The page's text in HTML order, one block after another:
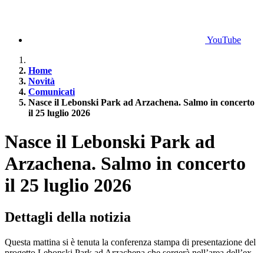
YouTube
Home
Novità
Comunicati
Nasce il Lebonski Park ad Arzachena. Salmo in concerto
il 25 luglio 2026
Nasce il Lebonski Park ad
Arzachena. Salmo in concerto
il 25 luglio 2026
Dettagli della notizia
Questa mattina si è tenuta la conferenza stampa di presentazione del